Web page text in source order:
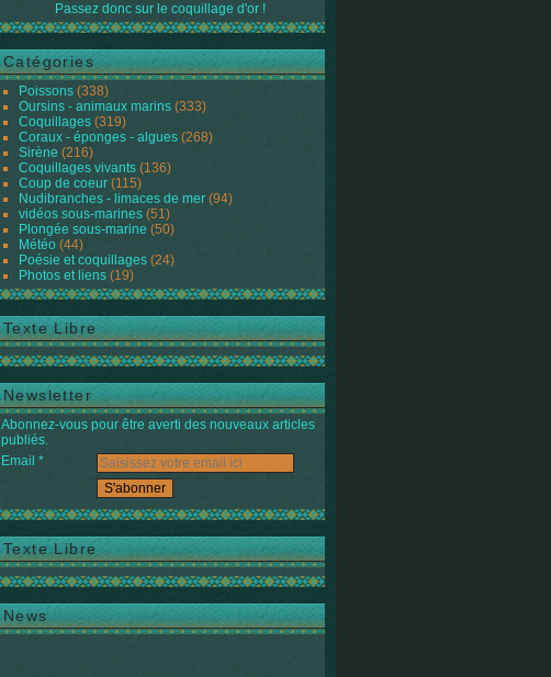
Passez donc sur le coquillage d'or !
Catégories
Poissons (338)
Oursins - animaux marins (333)
Coquillages (319)
Coraux - éponges - algues (268)
Sirène (216)
Coquillages vivants (136)
Coup de coeur (115)
Nudibranches - limaces de mer (94)
vidéos sous-marines (51)
Plongée sous-marine (50)
Météo (44)
Poésie et coquillages (24)
Photos et liens (19)
Texte Libre
Newsletter
Abonnez-vous pour être averti des nouveaux articles
publiés.
Email
Texte Libre
News